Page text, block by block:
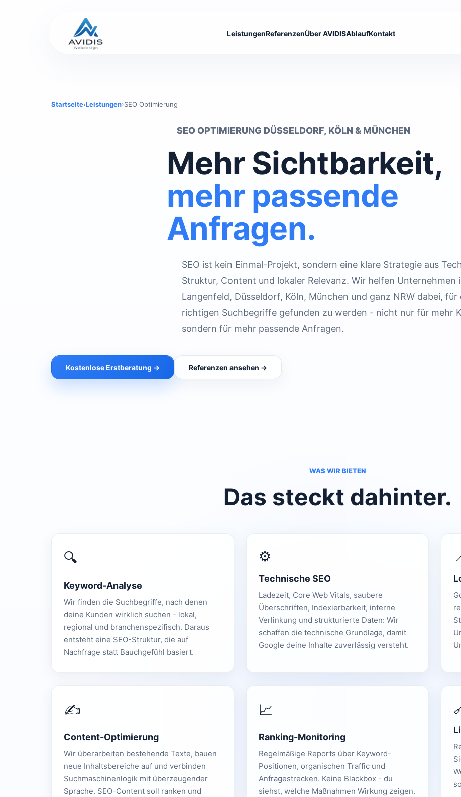
LeistungenReferenzenÜber AVIDISAblaufKontakt
Startseite›Leistungen›SEO Optimierung
SEO OPTIMIERUNG DÜSSELDORF, KÖLN & MÜNCHEN
Mehr Sichtbarkeit,
mehr passende
Anfragen.
SEO ist kein Einmal-Projekt, sondern eine klare Strategie aus
Struktur, Content und lokaler Relevanz. Wir helfen Unternehmen
Langenfeld, Düsseldorf, Köln, München und ganz NRW dabei, für
richtigen Suchbegriffe gefunden zu werden - nicht nur für mehr
sondern für mehr passende Anfragen.
Kostenlose Erstberatung → Referenzen ansehen →
WAS WIR BIETEN
Das steckt dahinter.
🔍
Keyword-Analyse
Wir finden die Suchbegriffe, nach denen
deine Kunden wirklich suchen - lokal,
regional und branchenspezifisch. Daraus
entsteht eine SEO-Struktur, die auf
Nachfrage statt Bauchgefühl basiert.
⚙️
Technische SEO
Ladezeit, Core Web Vitals, saubere
Überschriften, Indexierbarkeit, interne
Verlinkung und strukturierte Daten: Wir
schaffen die technische Grundlage, damit
Google deine Inhalte zuverlässig versteht.
✍️
Content-Optimierung
Wir überarbeiten bestehende Texte, bauen
neue Inhaltsbereiche auf und verbinden
Suchmaschinenlogik mit überzeugender
Sprache. SEO-Content soll ranken und
📈
Ranking-Monitoring
Regelmäßige Reports über Keyword-
Positionen, organischen Traffic und
Anfragestrecken. Keine Blackbox - du
siehst, welche Maßnahmen Wirkung zeigen.